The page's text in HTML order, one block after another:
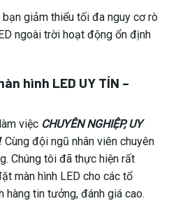
giảm thiểu tối đa nguy cơ rò
ngoài trời hoạt động ổn định
hình LED UY TÍN –
việc CHUYÊN NGHIỆP, UY
. Cùng đội ngũ nhân viên chuyên
Chúng tôi đã thực hiện rất
màn hình LED cho các tổ
tin tưởng, đánh giá cao.